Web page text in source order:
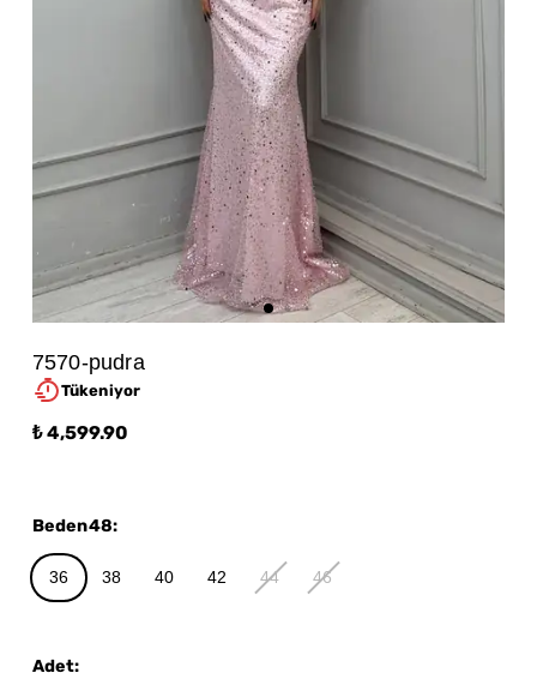
7570-pudra
Tükeniyor
₺ 4,599.90
Beden48:
36 38 40 42 44 46
Adet: